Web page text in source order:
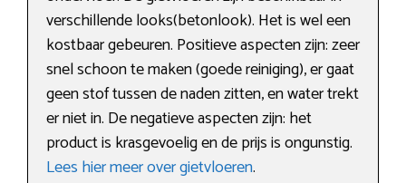
verschillende looks(betonlook). Het is wel een
kostbaar gebeuren. Positieve aspecten zijn: zeer
snel schoon te maken (goede reiniging), er gaat
geen stof tussen de naden zitten, en water trekt
er niet in. De negatieve aspecten zijn: het
product is krasgevoelig en de prijs is ongunstig.
Lees hier meer over gietvloeren.